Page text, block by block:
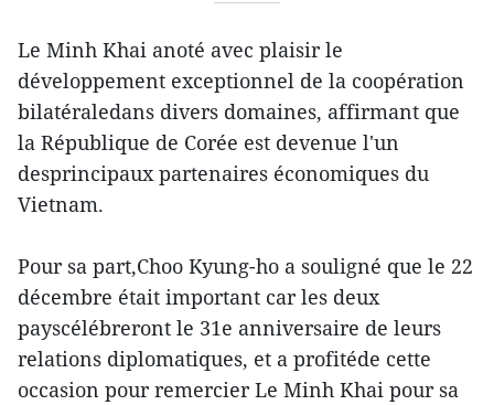
Le Minh Khai anoté avec plaisir le
développement exceptionnel de la coopération
bilatéraledans divers domaines, affirmant que
la République de Corée est devenue l'un
desprincipaux partenaires économiques du
Vietnam.
Pour sa part,Choo Kyung-ho a souligné que le 22
décembre était important car les deux
payscélébreront le 31e anniversaire de leurs
relations diplomatiques, et a profitéde cette
occasion pour remercier Le Minh Khai pour sa